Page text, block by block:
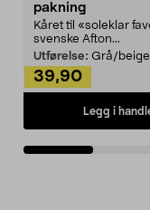
pakning
Kåret til «soleklar
svenske Afton...
Utførelse: Grå/beige
39,90
Legg i